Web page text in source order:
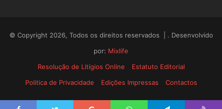
© Copyright 2026, Todos os direitos reservados | . Desenvolvido
por: Mixlife
Resolução de Litígios Online
Estatuto Editorial
Politica de Privacidade
Edições Impressas Contactos